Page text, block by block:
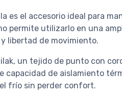
es el accesorio ideal para
permite utilizarlo en una
libertad de movimiento.
un tejido de punto con
capacidad de aislamiento
frío sin perder confort.